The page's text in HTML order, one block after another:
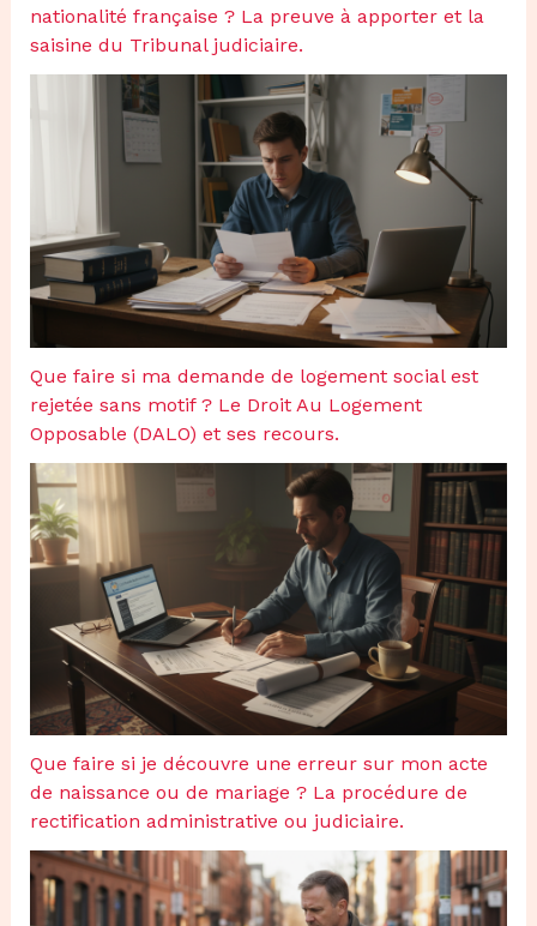
nationalité française ? La preuve à apporter et la
saisine du Tribunal judiciaire.
Que faire si ma demande de logement social est
rejetée sans motif ? Le Droit Au Logement
Opposable (DALO) et ses recours.
Que faire si je découvre une erreur sur mon acte
de naissance ou de mariage ? La procédure de
rectification administrative ou judiciaire.